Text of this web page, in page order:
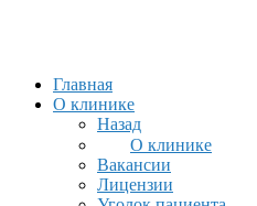
Главная
О клинике
Назад
О клинике
Вакансии
Лицензии